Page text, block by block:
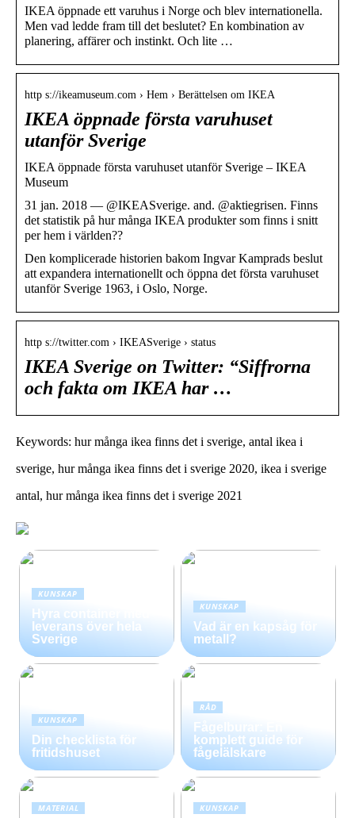
IKEA öppnade ett varuhus i Norge och blev internationella.
Men vad ledde fram till det beslutet? En kombination av
planering, affärer och instinkt. Och lite …
http s://ikeamuseum.com › Hem › Berättelsen om IKEA
IKEA öppnade första varuhuset
utanför Sverige
IKEA öppnade första varuhuset utanför Sverige – IKEA
Museum
31 jan. 2018 — @IKEASverige. and. @aktiegrisen. Finns
det statistik på hur många IKEA produkter som finns i snitt
per hem i världen??
Den komplicerade historien bakom Ingvar Kamprads beslut
att expandera internationellt och öppna det första varuhuset
utanför Sverige 1963, i Oslo, Norge.
http s://twitter.com › IKEASverige › status
IKEA Sverige on Twitter: “Siffrorna
och fakta om IKEA har …
Keywords: hur många ikea finns det i sverige, antal ikea i
sverige, hur många ikea finns det i sverige 2020, ikea i sverige
antal, hur många ikea finns det i sverige 2021
KUNSKAP
Hyra container med
leverans över hela
Sverige
KUNSKAP
Vad är en kapsåg för
metall?
KUNSKAP
Din checklista för
fritidshuset
RÅD
Fågelburar: En
komplett guide för
fågelälskare
MATERIAL KUNSKAP